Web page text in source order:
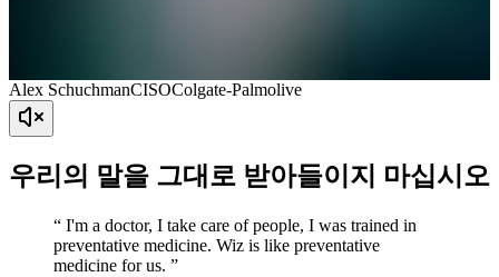
Alex SchuchmanCISOColgate-Palmolive
우리의 말을 그대로 받아들이지 마십시오
“ I'm a doctor, I take care of people, I was trained in
preventative medicine. Wiz is like preventative
medicine for us. ”